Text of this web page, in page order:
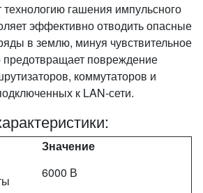
технологию гашения импульсного
эффективно отводить опасные
в землю, минуя чувствительное
повреждение
коммутаторов и
к LAN-сети.
Значение
6000 В